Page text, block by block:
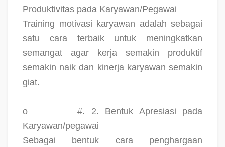
Produktivitas pada Karyawan/Pegawai
Training motivasi karyawan adalah sebagai
satu cara terbaik untuk meningkatkan
semangat agar kerja semakin produktif
semakin naik dan kinerja karyawan semakin
giat.
o
#. 2. Bentuk Apresiasi pada
Karyawan/pegawai
Sebagai bentuk cara penghargaan